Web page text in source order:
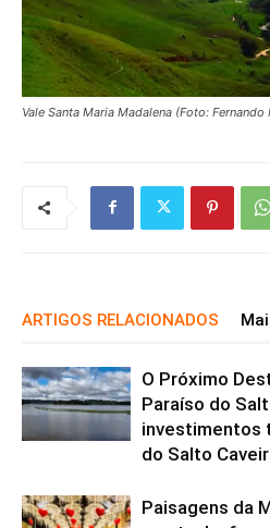
Vale Santa Maria Madalena (Foto: Fernando
ARTIGOS RELACIONADOS
O Próximo
Paraíso do
investimentos
do Salto
Paisagens da